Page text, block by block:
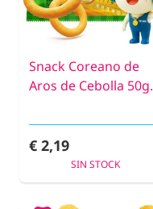
Snack Coreano de
Aros de Cebolla 50g.
€ 2,19
SIN STOCK